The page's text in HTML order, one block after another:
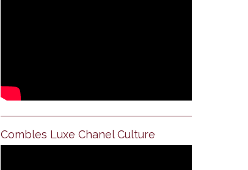
Combles Luxe Chanel Culture